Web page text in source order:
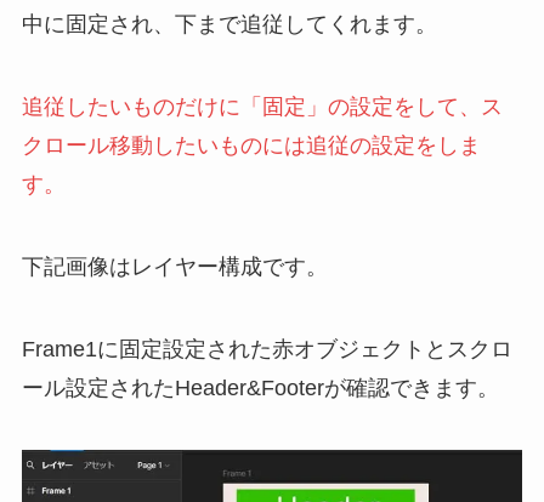
中に固定され、下まで追従してくれます。
追従したいものだけに「固定」の設定をして、ス
クロール移動したいものには追従の設定をしま
す。
下記画像はレイヤー構成です。
Frame1に固定設定された赤オブジェクトとスクロ
ール設定されたHeader&Footerが確認できます。